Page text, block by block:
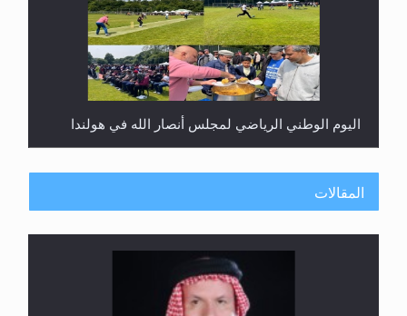
اليوم الوطني الرياضي لمجلس أنصار الله في هولندا
المقالات